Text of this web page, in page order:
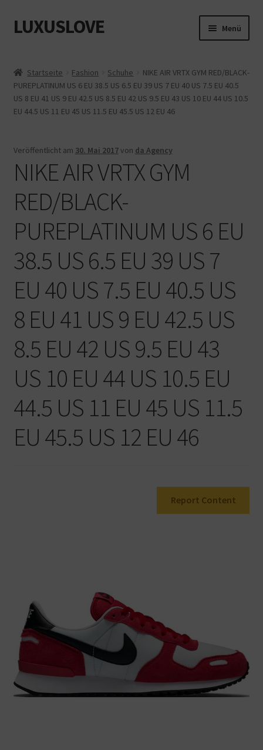
Zur
Navigation
Zum
Inhalt
LUXUSLOVE Menü
Cookie-Richtlinie (EU)
Impressum
Kasse
Mein Konto
Shop
Startseite Fashion Schuhe
NIKE AIR VRTX GYM RED/BLACK-
PUREPLATINUM US 6 EU 38.5 US 6.5 EU 39 US 7 EU 40 US 7.5 EU 40.5
US 8 EU 41 US 9 EU 42.5 US 8.5 EU 42 US 9.5 EU 43 US 10 EU 44 US 10.5
EU 44.5 US 11 EU 45 US 11.5 EU 45.5 US 12 EU 46
Veröffentlicht am 30. Mai 2017von da Agency
NIKE AIR VRTX GYM
RED/BLACK-
PUREPLATINUM US 6 EU
38.5 US 6.5 EU 39 US 7
EU 40 US 7.5 EU 40.5 US
8 EU 41 US 9 EU 42.5 US
8.5 EU 42 US 9.5 EU 43
US 10 EU 44 US 10.5 EU
44.5 US 11 EU 45 US 11.5
EU 45.5 US 12 EU 46
Report Content